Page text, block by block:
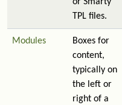
TPL files.
Modules
Boxes for
content,
typically on
the left or
right of a